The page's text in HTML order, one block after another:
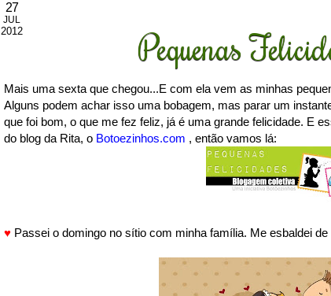
27
JUL
2012 Pequenas
Mais uma sexta que chegou...E com ela vem as minhas
Alguns podem achar isso uma bobagem, mas parar um
que foi bom, o que me fez feliz, já é uma grande felicidade. E
do blog da Rita, o Botoezinhos.com , então vamos lá:
♥ Passei o domingo no sítio com minha família. Me esbaldei de